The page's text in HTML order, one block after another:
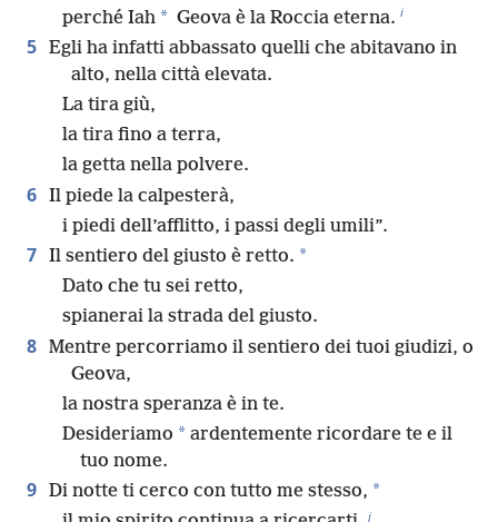
perché Iah * Geova è la Roccia eterna. i
5 Egli ha infatti abbassato quelli che abitavano in
alto, nella città elevata.
La tira giù,
la tira fino a terra,
la getta nella polvere.
6 Il piede la calpesterà,
i piedi dell’afflitto, i passi degli umili”.
7 Il sentiero del giusto è retto. *
Dato che tu sei retto,
spianerai la strada del giusto.
8 Mentre percorriamo il sentiero dei tuoi giudizi, o
Geova,
la nostra speranza è in te.
Desideriamo * ardentemente ricordare te e il
tuo nome.
9 Di notte ti cerco con tutto me stesso, *
j